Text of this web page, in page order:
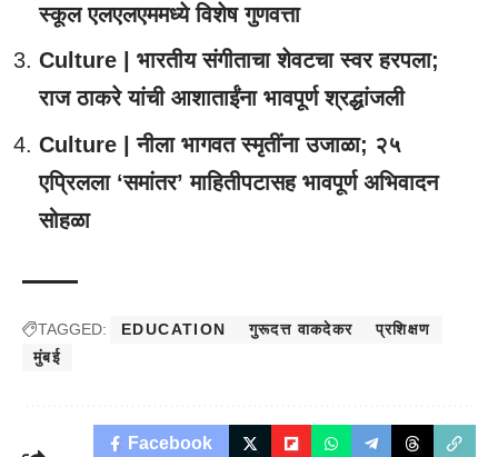
स्कूल एलएलएममध्ये विशेष गुणवत्ता
Culture | भारतीय संगीताचा शेवटचा स्वर हरपला;
राज ठाकरे यांची आशाताईंना भावपूर्ण श्रद्धांजली
Culture | नीला भागवत स्मृतींना उजाळा; २५
एप्रिलला ‘समांतर’ माहितीपटासह भावपूर्ण अभिवादन
सोहळा
TAGGED: EDUCATION गुरूदत्त वाकदेकर
प्रशिक्षण
मुंबई
Facebook